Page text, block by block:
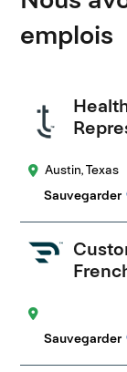
emplois
Austin, Texas
Sauvegarder
Sauvegarder